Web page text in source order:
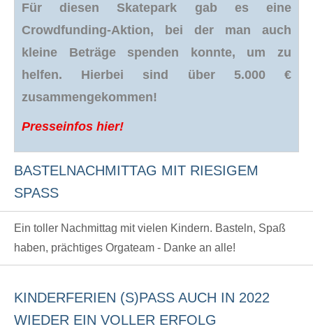
Für diesen Skatepark gab es eine
Crowdfunding-Aktion, bei der man auch
kleine Beträge spenden konnte, um zu
helfen. Hierbei sind über 5.000 €
zusammengekommen!
Presseinfos hier!
BASTELNACHMITTAG MIT RIESIGEM
SPASS
Ein toller Nachmittag mit vielen Kindern. Basteln, Spaß
haben, prächtiges Orgateam - Danke an alle!
KINDERFERIEN (S)PASS AUCH IN 2022
WIEDER EIN VOLLER ERFOLG